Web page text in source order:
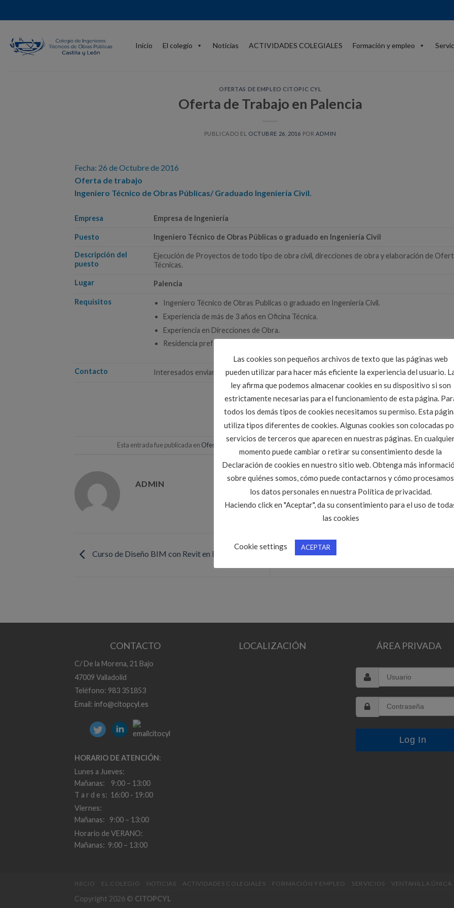
to
Inicio El colegio Noticias ACTIVIDADES COLEGIALES Formación y empleo
OFERTAS DE EMPLEO CITOPIC CYL
Oferta de Trabajo en Palencia
PUBLICADO EL OCTUBRE 26, 2016 POR ADMIN
Fecha: 26 de Octubre de 2016
Oferta de trabajo
Ingeniero Técnico de Obras Públicas/ Graduado Ingeniería Civil.
Empresa Empresa de Ingeniería
Puesto Ingeniero Técnico de Obras Públicas o graduado en Ingeniería Civil
Descripción del
puesto
Ejecución de Proyectos de todo tipo de obra civil, direcciones de obra y elaboración de
Técnicas.
Lugar Palencia
Requisitos
Ingeniero Técnico de Obras Publicas o graduado en Ingeniería Civil.
Experiencia de más de 3 años en Oficina Técnica.
Experiencia en Direcciones de Obra.
Residencia preferente en Palencia.
Contacto Interesados enviar su CV acloccidental@citop.es
Esta entrada fue publicada en Ofertas de empleo CITOPIC CYL . Marque como favorito el Enlace permanente
ADMIN
Curso de Diseño BIM con Revit en Burgos
El CITOPIC CyL próximo Vocal en la Comisión
CONTACTO
C/ De la Morena, 21 Bajo
47009 Valladolid
Teléfono: 983 351853
Email: info@citopcyl.es
HORARIO DE ATENCIÓN:
Lunes a Jueves:
Mañanas: 9:00 – 13:00
T a r d e s: 16:00 - 19:00
Viernes:
Mañanas: 9:00 – 13:00
Horario de VERANO:
Mañanas: 9:00 – 13:00
LOCALIZACIÓN ÁREA PRIVADA
INICIO EL COLEGIO NOTICIAS ACTIVIDADES COLEGIALES FORMACIÓN Y EMPLEO SERVICIOS VENTANILLA ÚNICA
Copyright 2026 © CITOPCYL
Las cookies son pequeños archivos de texto que las páginas web
pueden utilizar para hacer más eficiente la experiencia del usuario.
ley afirma que podemos almacenar cookies en su dispositivo si son
estrictamente necesarias para el funcionamiento de esta página.
todos los demás tipos de cookies necesitamos su permiso. Esta
utiliza tipos diferentes de cookies. Algunas cookies son colocadas
servicios de terceros que aparecen en nuestras páginas. En
momento puede cambiar o retirar su consentimiento desde la
Declaración de cookies en nuestro sitio web. Obtenga más
sobre quiénes somos, cómo puede contactarnos y cómo procesamos
los datos personales en nuestra Política de privacidad.
Haciendo click en "Aceptar", da su consentimiento para el uso de
las cookies
Cookie settings ACEPTAR